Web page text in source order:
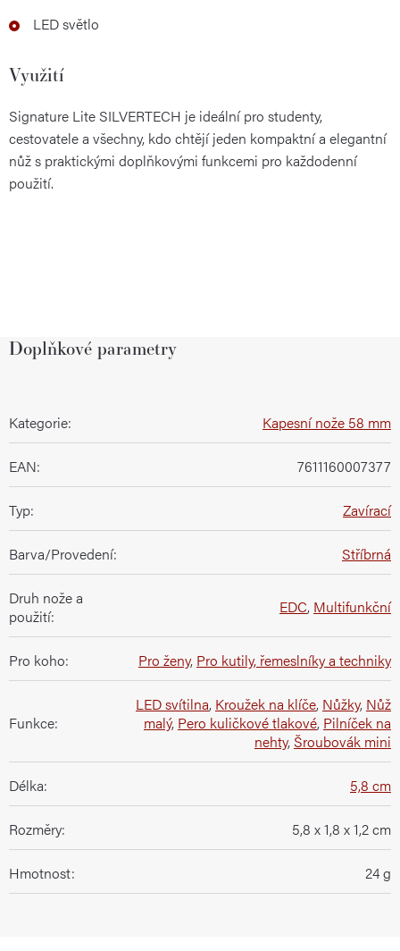
LED světlo
Využití
Signature Lite SILVERTECH je ideální pro studenty,
cestovatele a všechny, kdo chtějí jeden kompaktní a elegantní
nůž s praktickými doplňkovými funkcemi pro každodenní
použití.
Doplňkové parametry
Kategorie: Kapesní nože 58 mm
EAN: 7611160007377
Typ: Zavírací
Barva/Provedení: Stříbrná
Druh nože a
použití: EDC, Multifunkční
Pro koho: Pro ženy, Pro kutily, řemeslníky a techniky
Funkce:
LED svítilna, Kroužek na klíče, Nůžky, Nůž
malý, Pero kuličkové tlakové, Pilníček na
nehty, Šroubovák mini
Délka: 5,8 cm
Rozměry: 5,8 x 1,8 x 1,2 cm
Hmotnost: 24 g